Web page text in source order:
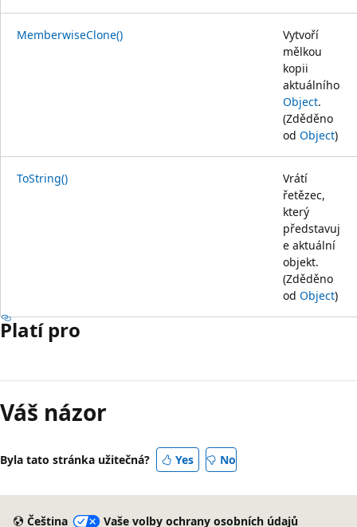
MemberwiseClone()
Vytvoří
mělkou
kopii
aktuálního
Object.
(Zděděno
od Object)
ToString()
Vrátí
řetězec,
který
představuj
e aktuální
objekt.
(Zděděno
od Object)
Platí pro
Váš názor
Byla tato stránka užitečná? Yes No
Čeština Vaše volby ochrany osobních údajů